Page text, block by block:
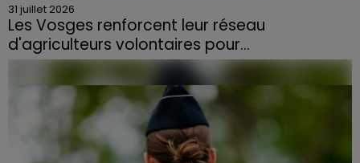
31 juillet 2026
Les Vosges renforcent leur réseau
d'agriculteurs volontaires pour...
Face à la sécheresse et aux risques de départs de feu,
la Chambre d'agriculture des Vosges a lancé un appel
aux agriculteurs volontaires pour venir en aide...